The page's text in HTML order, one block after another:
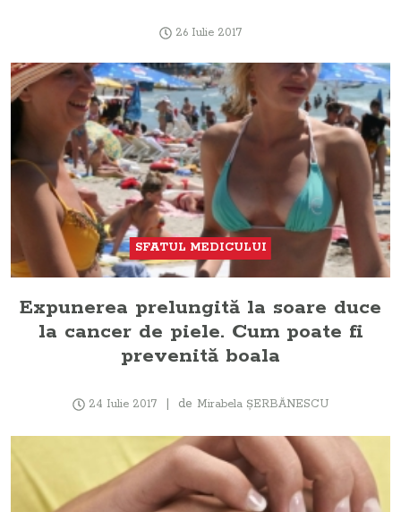
26 Iulie 2017
SFATUL MEDICULUI
Expunerea prelungită la soare duce
la cancer de piele. Cum poate fi
prevenită boala
24 Iulie 2017 de Mirabela ŞERBĂNESCU